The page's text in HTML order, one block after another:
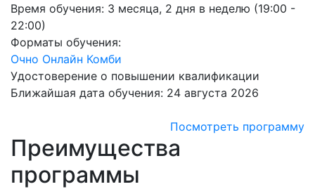
Время обучения: 3 месяца, 2 дня в неделю (19:00 -
22:00)
Форматы обучения:
Очно Онлайн Комби
Удостоверение о повышении квалификации
Ближайшая дата обучения: 24 августа 2026
Посмотреть программу
Преимущества
программы